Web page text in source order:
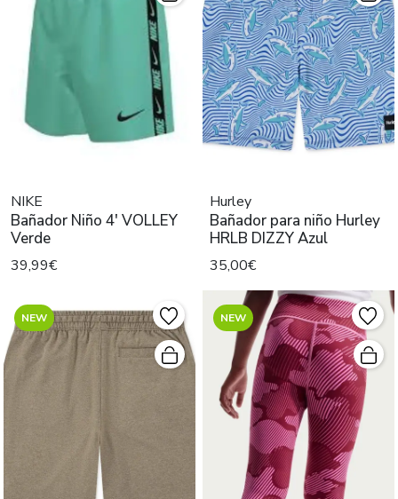
NIKE
Bañador Niño 4' VOLLEY
Verde
39,99€
Hurley
Bañador para niño Hurley
HRLB DIZZY Azul
35,00€
NEW NEW